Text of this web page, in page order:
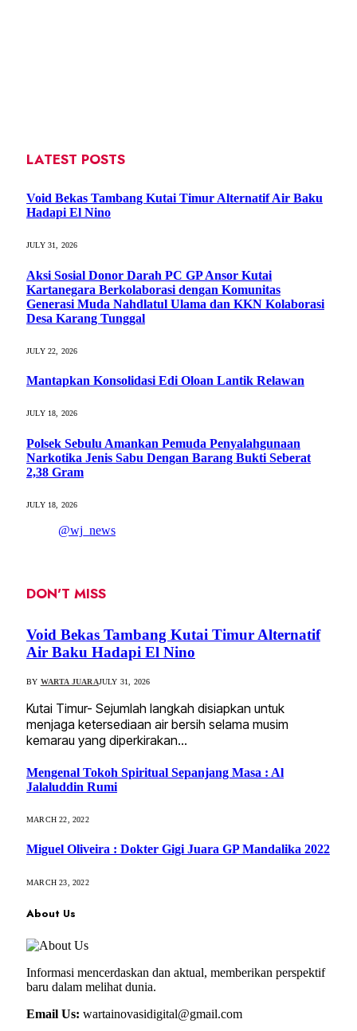
LATEST POSTS
Void Bekas Tambang Kutai Timur Alternatif Air Baku
Hadapi El Nino
JULY 31, 2026
Aksi Sosial Donor Darah PC GP Ansor Kutai
Kartanegara Berkolaborasi dengan Komunitas
Generasi Muda Nahdlatul Ulama dan KKN Kolaborasi
Desa Karang Tunggal
JULY 22, 2026
Mantapkan Konsolidasi Edi Oloan Lantik Relawan
JULY 18, 2026
Polsek Sebulu Amankan Pemuda Penyalahgunaan
Narkotika Jenis Sabu Dengan Barang Bukti Seberat
2,38 Gram
JULY 18, 2026
@wj_news
DON'T MISS
Void Bekas Tambang Kutai Timur Alternatif
Air Baku Hadapi El Nino
BY WARTA JUARAJULY 31, 2026
Kutai Timur- Sejumlah langkah disiapkan untuk
menjaga ketersediaan air bersih selama musim
kemarau yang diperkirakan…
Mengenal Tokoh Spiritual Sepanjang Masa : Al
Jalaluddin Rumi
MARCH 22, 2022
Miguel Oliveira : Dokter Gigi Juara GP Mandalika 2022
MARCH 23, 2022
About Us
Informasi mencerdaskan dan aktual, memberikan perspektif
baru dalam melihat dunia.
Email Us: wartainovasidigital@gmail.com